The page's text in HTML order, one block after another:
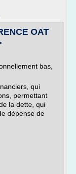
OAT
bas,
qui
permettant
la dette, qui
dépense de